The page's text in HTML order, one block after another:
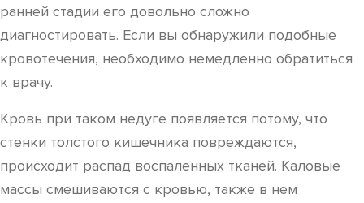
ранней стадии его довольно сложно
диагностировать. Если вы обнаружили подобные
кровотечения, необходимо немедленно обратиться
к врачу.
Кровь при таком недуге появляется потому, что
стенки толстого кишечника повреждаются,
происходит распад воспаленных тканей. Каловые
массы смешиваются с кровью, также в нем